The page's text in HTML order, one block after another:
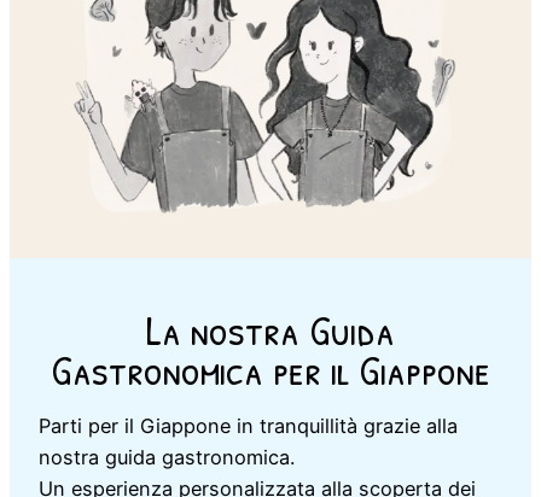
La nostra Guida
Gastronomica per il Giappone
Parti per il Giappone in tranquillità grazie alla
nostra guida gastronomica.
Un esperienza personalizzata alla scoperta dei